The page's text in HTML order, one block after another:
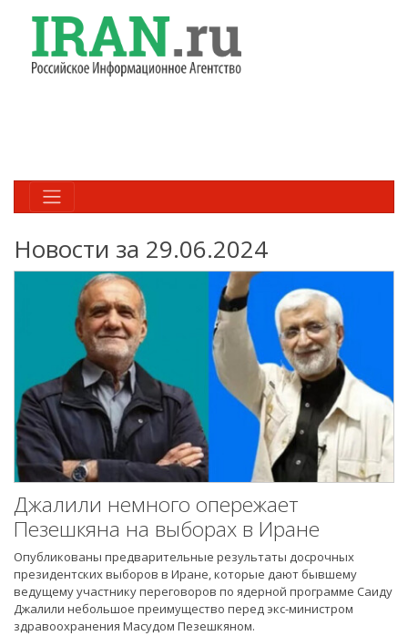
Новости за 29.06.2024
Джалили немного опережает
Пезешкяна на выборах в Иране
Опубликованы предварительные результаты досрочных
президентских выборов в Иране, которые дают бывшему
ведущему участнику переговоров по ядерной программе Саиду
Джалили небольшое преимущество перед экс-министром
здравоохранения Масудом Пезешкяном.